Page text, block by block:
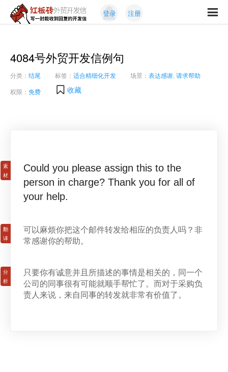
红
外
贸
开
发
信
封
能
收
到
登录 注册
4084号外贸开发信例句
分类： 结尾 标签： 适合精细化开发 场景： 表达感谢 请求帮助
权限： 免费 收藏
Could you please assign this to the
person in charge? Thank you for all of
your help.
可以麻烦你把这个邮件转发给相应的负责人吗？非
常感谢你的帮助。
只要你有诚意并且所描述的事情是相关的，同一个
公司的同事很有可能就顺手帮忙了。而对于采购负
责人来说，来自同事的转发就非常有价值了。